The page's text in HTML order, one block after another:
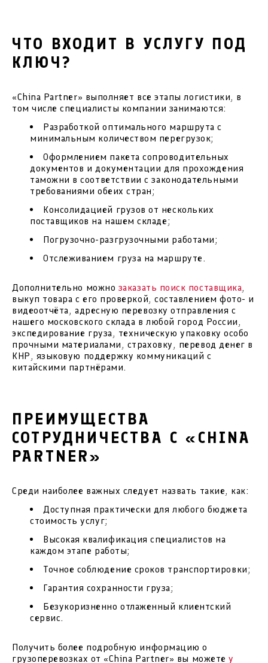
ЧТО ВХОДИТ В УСЛУГУ ПОД
КЛЮЧ?
«China Partner» выполняет все этапы логистики, в
том числе специалисты компании занимаются:
Разработкой оптимального маршрута с
минимальным количеством перегрузок;
Оформлением пакета сопроводительных
документов и документации для прохождения
таможни в соответствии с законодательными
требованиями обеих стран;
Консолидацией грузов от нескольких
поставщиков на нашем складе;
Погрузочно-разгрузочными работами;
Отслеживанием груза на маршруте.
Дополнительно можно заказать поиск поставщика,
выкуп товара с его проверкой, составлением фото- и
видеоотчёта, адресную перевозку отправления с
нашего московского склада в любой город России,
экспедирование груза, техническую упаковку особо
прочными материалами, страховку, перевод денег в
КНР, языковую поддержку коммуникаций с
китайскими партнёрами.
ПРЕИМУЩЕСТВА
СОТРУДНИЧЕСТВА С «CHINA
PARTNER»
Среди наиболее важных следует назвать такие, как:
Доступная практически для любого бюджета
стоимость услуг;
Высокая квалификация специалистов на
каждом этапе работы;
Точное соблюдение сроков транспортировки;
Гарантия сохранности груза;
Безукоризненно отлаженный клиентский
сервис.
Получить более подробную информацию о
грузоперевозках от «China Partner» вы можетеу